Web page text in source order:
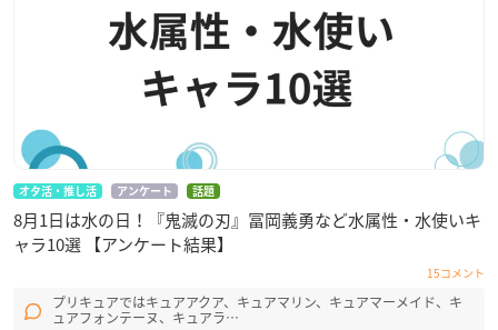
オタ活・推し活 アンケート 話題
8月1日は水の日！『鬼滅の刃』冨岡義勇など水属性・水使いキ
ャラ10選 【アンケート結果】
15コメント
プリキュアではキュアアクア、キュアマリン、キュアマーメイド、キ
ュアフォンテーヌ、キュアラ…